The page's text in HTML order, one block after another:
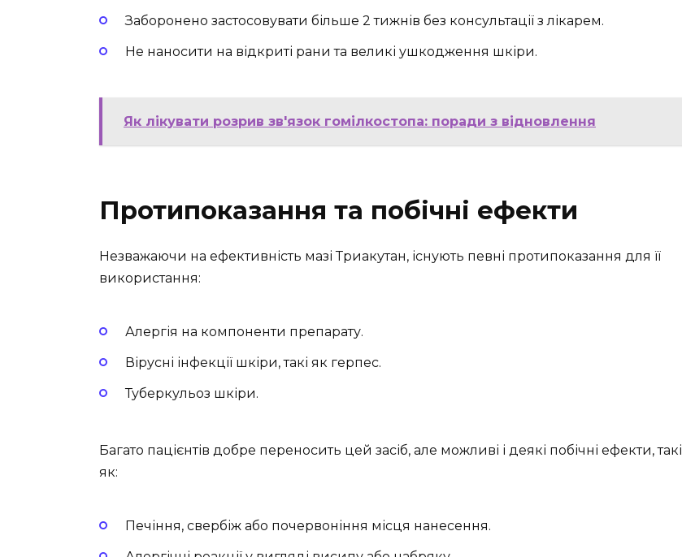
Заборонено застосовувати більше 2 тижнів без консультації з лікарем.
Не наносити на відкриті рани та великі ушкодження шкіри.
Як лікувати розрив зв'язок гомілкостопа: поради з відновлення
Протипоказання та побічні ефекти
Незважаючи на ефективність мазі Триакутан, існують певні протипоказання для її
використання:
Алергія на компоненти препарату.
Вірусні інфекції шкіри, такі як герпес.
Туберкульоз шкіри.
Багато пацієнтів добре переносить цей засіб, але можливі і деякі побічні ефекти, такі
як:
Печіння, свербіж або почервоніння місця нанесення.